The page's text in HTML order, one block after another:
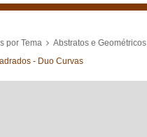
por Tema
Abstratos e Geométricos
- Duo Curvas